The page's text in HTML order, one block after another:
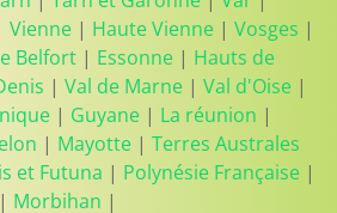
Vienne | Haute Vienne | Vosges |
Belfort | Essonne | Hauts de
| Val de Marne | Val d'Oise |
| Guyane | La réunion |
| Mayotte | Terres Australes
et Futuna | Polynésie Française |
| Morbihan |